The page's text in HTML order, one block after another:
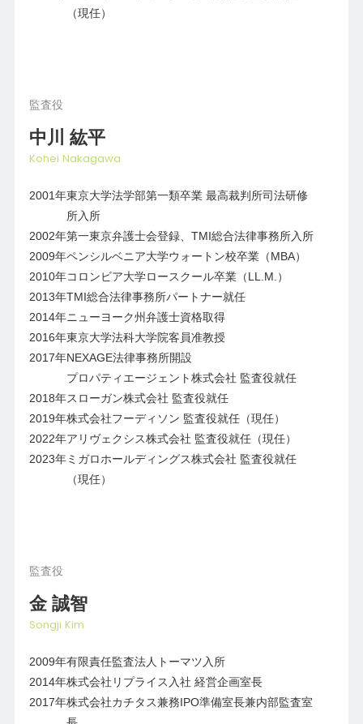
（現任）
監査役
中川 紘平
Kohei Nakagawa
2001年東京大学法学部第一類卒業 最高裁判所司法研修
所入所
2002年第一東京弁護士会登録、TMI総合法律事務所入所
2009年ペンシルベニア大学ウォートン校卒業（MBA）
2010年コロンビア大学ロースクール卒業（LL.M.）
2013年TMI総合法律事務所パートナー就任
2014年ニューヨーク州弁護士資格取得
2016年東京大学法科大学院客員准教授
2017年NEXAGE法律事務所開設
プロパティエージェント株式会社 監査役就任
2018年スローガン株式会社 監査役就任
2019年株式会社フーディソン 監査役就任（現任）
2022年アリヴェクシス株式会社 監査役就任（現任）
2023年ミガロホールディングス株式会社 監査役就任
（現任）
監査役
金 誠智
Songji Kim
2009年有限責任監査法人トーマツ入所
2014年株式会社リプライス入社 経営企画室長
2017年株式会社カチタス兼務IPO準備室長兼内部監査室